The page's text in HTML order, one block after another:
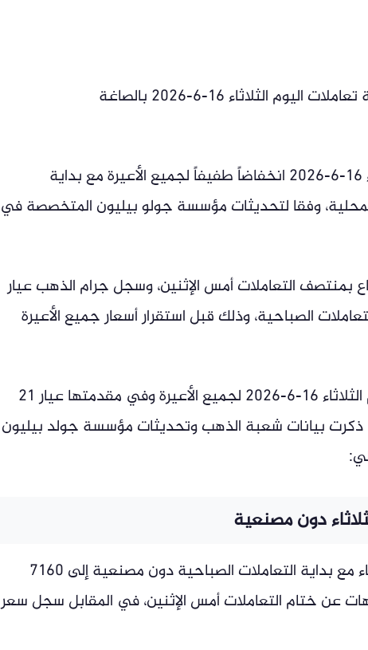
16-6-2026 بالصاغة
سجلت أسعار الذهب في مصر اليوم الثلاثاء 16-6-2026 انخفاضاً طفيفاً لجميع الأعيرة مع بداية
وفقا لتحديثات مؤسسة جولو بيليون المتخصصة في
بمنتصف التعاملات أمس الإثنين، وسجل جرام الذهب عيار
الصباحية، وذلك قبل استقرار أسعار جميع الأعيرة
وجاءت قائمة أسعار الذهب في مصر، اليوم الثلاثاء 16-6-2026 لجميع الأعيرة وفي مقدمتها عيار 21
ذكرت بيانات شعبة الذهب وتحديثات مؤسسة جولد بيليون
وبلغ سعر جرام الذهب عيار 24 اليوم الثلاثاء مع بداية التعاملات الصباحية دون مصنعية إلى 7160
مسجلا انخفاضاً بنحو 6 جنيهات عن ختام التعاملات أمس الإثنين، في المقابل سجل سعر